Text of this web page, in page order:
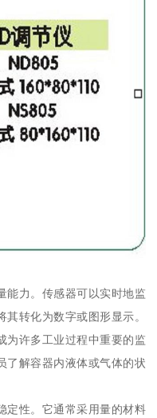
能力。传感器可以实时地监
转化为数字或图形显示。
为许多工业过程中重要的监
了解容器内液体或气体的状
定性。它通常采用量的材料